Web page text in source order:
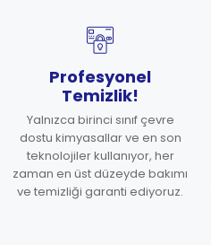
Profesyonel
Temizlik!
Yalnızca birinci sınıf çevre
dostu kimyasallar ve en son
teknolojiler kullanıyor, her
zaman en üst düzeyde bakımı
ve temizliği garanti ediyoruz.